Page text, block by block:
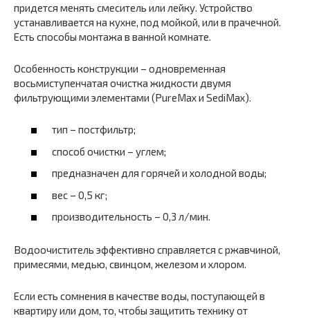
придется менять смеситель или лейку. Устройство
устанавливается на кухне, под мойкой, или в прачечной.
Есть способы монтажа в ванной комнате.
Особенность конструкции – одновременная
восьмиступенчатая очистка жидкости двумя
фильтрующими элементами (PureMax и SediMax).
тип – постфильтр;
способ очистки – углем;
предназначен для горячей и холодной воды;
вес – 0,5 кг;
производительность – 0,3 л/мин.
Водоочиститель эффективно справляется с ржавчиной,
примесями, медью, свинцом, железом и хлором.
Если есть сомнения в качестве воды, поступающей в
квартиру или дом, то, чтобы защитить технику от